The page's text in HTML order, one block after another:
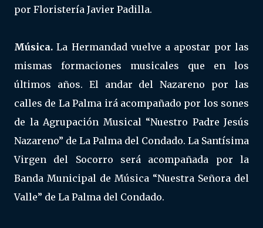
por Floristería Javier Padilla.
Música.La Hermandad vuelve a apostar por las
mismas formaciones musicales que en los
últimos años. El andar del Nazareno por las
calles de La Palma irá acompañado por los sones
de la Agrupación Musical “Nuestro Padre Jesús
Nazareno” de La Palma del Condado. La Santísima
Virgen del Socorro será acompañada por la
Banda Municipal de Música “Nuestra Señora del
Valle” de La Palma del Condado.